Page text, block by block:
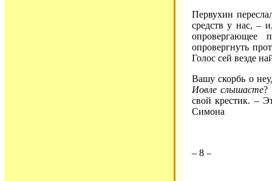
Первухин
средств у нас, –
опровергающее
опровергнуть
Голос сей везде
Вашу скорбь о
Иовле слышасте?
свой крестик. –
Симона
– 8 –